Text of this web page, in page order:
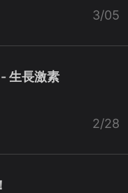
3/05
生長激素
2/28